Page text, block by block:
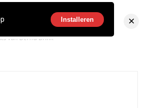
van Bernd Brink
Installeren ×